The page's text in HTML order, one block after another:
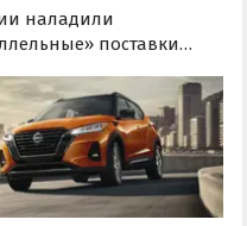
наладили
поставки
Kicks, которые
продаются в
США, на Ближнем
и в Юго-Восточной
основном к нам
машины китайской